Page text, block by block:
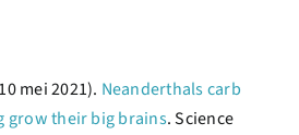
mei 2021). Neanderthals carb
grow their big brains. Science